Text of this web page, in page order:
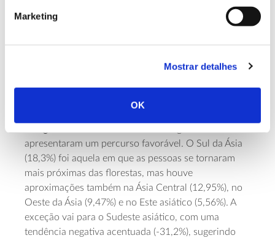
Marketing
Mostrar detalhes
OK
Ocidental (25,14%), Norte da Europa (8,21%) e Leste
por “uma combinação entre populações estáveis ou
a decrescer, aumento de áreas florestais e maior
ainformação suplementar que acompanha a
apresentaram um percurso favorável. O Sul da Ásia
(18,3%) foi aquela em que as pessoas se tornaram
mais próximas das florestas, mas houve
aproximações também na Ásia Central (12,95%), no
Oeste da Ásia (9,47%) e no Este asiático (5,56%). A
exceção vai para o Sudeste asiático, com uma
tendência negativa acentuada (-31,2%), sugerindo